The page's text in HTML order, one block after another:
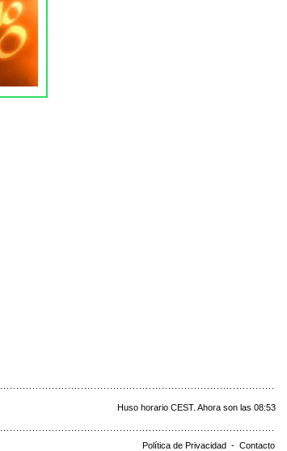
Huso horario CEST. Ahora son las 08:53
Política de Privacidad - Contacto